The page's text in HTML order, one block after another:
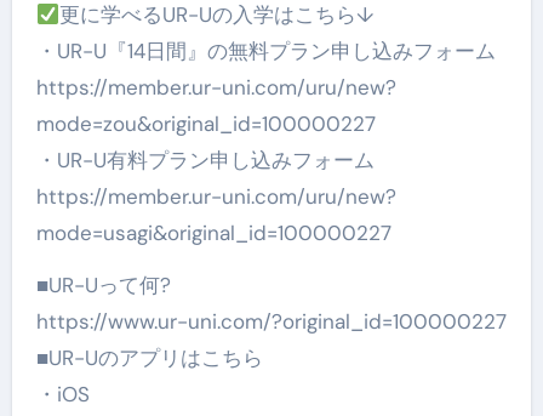
更に学べるUR-Uの入学はこちら↓
・UR-U『14日間』の無料プラン申し込みフォーム
https://member.ur-uni.com/uru/new?
mode=zou&original_id=100000227
・UR-U有料プラン申し込みフォーム
https://member.ur-uni.com/uru/new?
mode=usagi&original_id=100000227
■UR-Uって何?
https://www.ur-uni.com/?original_id=100000227
■UR-Uのアプリはこちら
・iOS